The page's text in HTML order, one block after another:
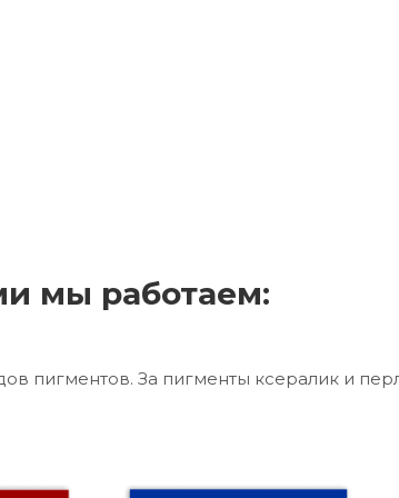
мы работаем:
пигментов. За пигменты ксералик и